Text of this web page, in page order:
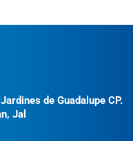
de Guadalupe CP.
Jal